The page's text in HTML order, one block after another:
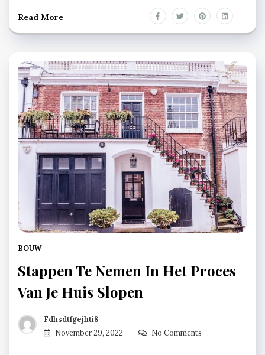
Read More
BOUW
Stappen Te Nemen In Het Proces
Van Je Huis Slopen
Fdhsdtfgejhti8
November 29, 2022
No Comments